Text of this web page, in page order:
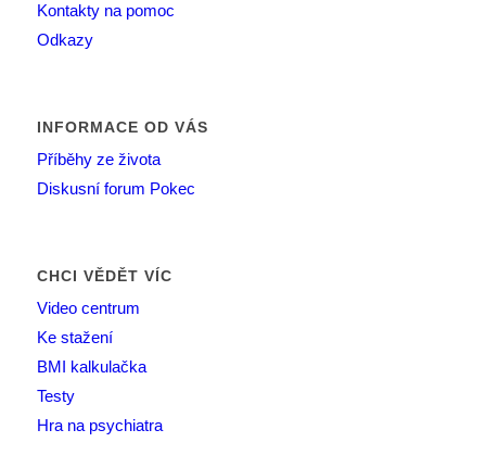
Kontakty na pomoc
Odkazy
INFORMACE OD VÁS
Příběhy ze života
Diskusní forum Pokec
CHCI VĚDĚT VÍC
Video centrum
Ke stažení
BMI kalkulačka
Testy
Hra na psychiatra